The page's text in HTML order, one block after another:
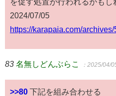
2024/07/05
https://karapaia.com/archives/
83 名無しどんぶらこ ：2025/04/
>>80 下記を組み合わせる